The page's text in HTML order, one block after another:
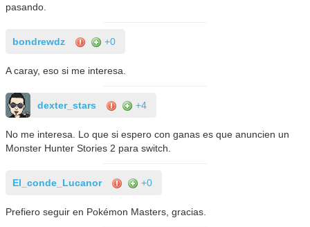
pasando.
bondrewdz +0
A caray, eso si me interesa.
dexter_stars +4
No me interesa. Lo que si espero con ganas es que anuncien un
Monster Hunter Stories 2 para switch.
El_conde_Lucanor +0
Prefiero seguir en Pokémon Masters, gracias.